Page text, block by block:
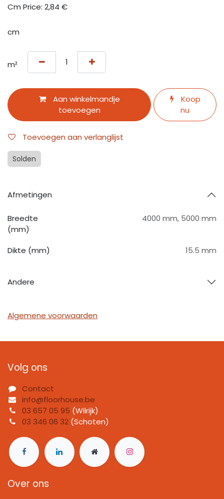
Cm Price: 2,84 €
cm
m²
Aan winkelmandje
toevoegen
Koop
nu
Toevoegen aan verlanglijst
Solden
Afmetingen
Breedte
(mm)
4000 mm, 5000 mm
Dikte (mm) 15.5 mm
Andere
Algemene voorwaarden
Volg ons
Contact
info@floorhouse.be
03 657 05 95 (Wilrijk)
03 346 06 32 (Schoten)
Over ons